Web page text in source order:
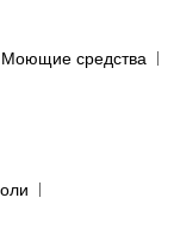
Моющие средства